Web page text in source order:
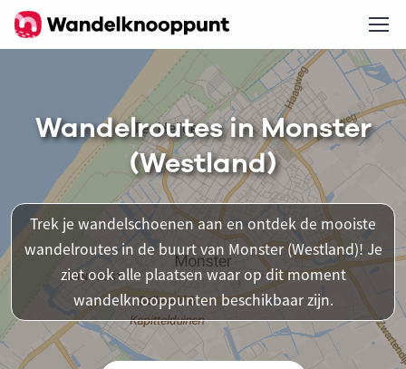
Wandelroutes in Monster
(Westland)
Trek je wandelschoenen aan en ontdek de mooiste
wandelroutes in de buurt van Monster (Westland)! Je
ziet ook alle plaatsen waar op dit moment
wandelknooppunten beschikbaar zijn.